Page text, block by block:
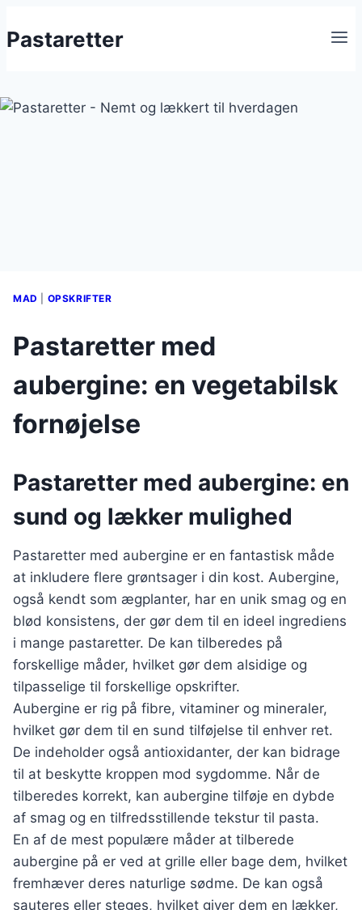
til
Pastaretter
MAD OPSKRIFTER
Pastaretter med
aubergine: en vegetabilsk
fornøjelse
Pastaretter med aubergine: en
sund og lækker mulighed
Pastaretter med aubergine er en fantastisk måde
at inkludere flere grøntsager i din kost. Aubergine,
også kendt som ægplanter, har en unik smag og en
blød konsistens, der gør dem til en ideel ingrediens
i mange pastaretter. De kan tilberedes på
forskellige måder, hvilket gør dem alsidige og
tilpasselige til forskellige opskrifter.
Aubergine er rig på fibre, vitaminer og mineraler,
hvilket gør dem til en sund tilføjelse til enhver ret.
De indeholder også antioxidanter, der kan bidrage
til at beskytte kroppen mod sygdomme. Når de
tilberedes korrekt, kan aubergine tilføje en dybde
af smag og en tilfredsstillende tekstur til pasta.
En af de mest populære måder at tilberede
aubergine på er ved at grille eller bage dem, hvilket
fremhæver deres naturlige sødme. De kan også
sauteres eller steges, hvilket giver dem en lækker,